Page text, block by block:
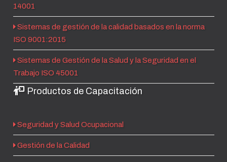
14001
Sistemas de gestión de la calidad basados en la norma
ISO 9001:2015
Sistemas de Gestión de la Salud y la Seguridad en el
Trabajo ISO 45001
Productos de Capacitación
Seguridad y Salud Ocupacional
Gestión de la Calidad